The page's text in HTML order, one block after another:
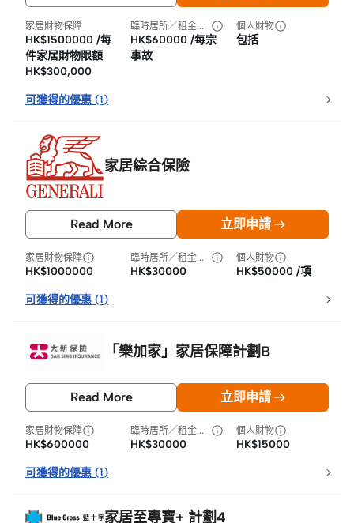
家居財物保障
HK$1500000 /每
件家居財物限額
HK$300,000
臨時居所／租金損失
HK$60000 /每宗
事故
個人財物
包括
可獲得的優惠 (1)
家居綜合保險
Read More 立即申請
家居財物保障
HK$1000000
臨時居所／租金損失
HK$30000
個人財物
HK$50000 /項
可獲得的優惠 (1)
「樂加家」家居保障計劃B
Read More 立即申請
家居財物保障
HK$600000
臨時居所／租金損失
HK$30000
個人財物
HK$15000
可獲得的優惠 (1)
家居至專寶+ 計劃4